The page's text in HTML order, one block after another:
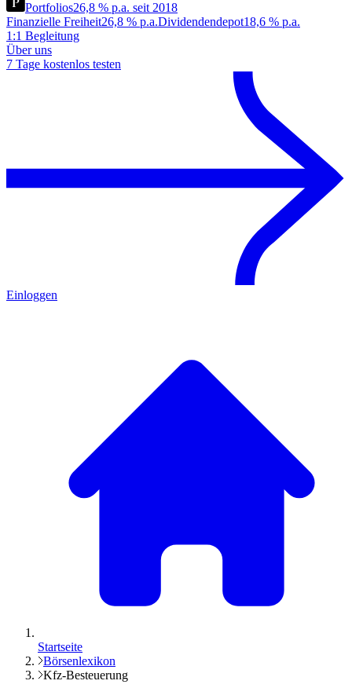
Portfolios26,8 % p.a. seit 2018
Finanzielle Freiheit26,8 % p.a.Dividendendepot18,6 % p.a.
1:1 Begleitung
Über uns
7 Tage kostenlos testen
Einloggen
Startseite
Börsenlexikon
Kfz-Besteuerung